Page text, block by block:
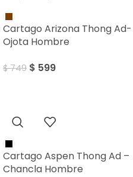
Cartago Arizona Thong Ad-
Ojota Hombre
$749 $ 599
Cartago Aspen Thong Ad –
Chancla Hombre